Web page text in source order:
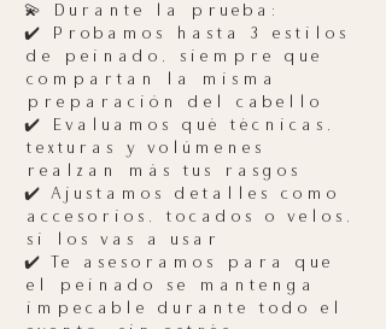
💫 Durante la prueba:
✔️ Probamos hasta 3 estilos
de peinado, siempre que
compartan la misma
preparación del cabello
✔️ Evaluamos qué técnicas,
texturas y volúmenes
realzan más tus rasgos
✔️ Ajustamos detalles como
accesorios, tocados o velos,
si los vas a usar
✔️ Te asesoramos para que
el peinado se mantenga
impecable durante todo el